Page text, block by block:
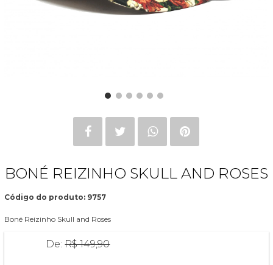
BONÉ REIZINHO SKULL AND ROSES
Código do produto: 9757
Boné Reizinho Skull and Roses
De:R$ 149,90